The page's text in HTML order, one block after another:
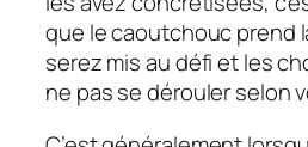
que le caoutchouc prend
serez mis au défi et les
ne pas se dérouler selon